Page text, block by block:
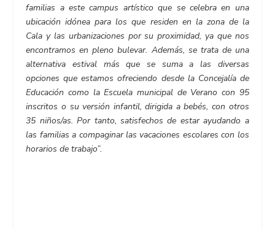
familias a este campus artístico que se celebra en una
ubicación idónea para los que residen en la zona de la
Cala y las urbanizaciones por su proximidad, ya que nos
encontramos en pleno bulevar. Además, se trata de una
alternativa estival más que se suma a las diversas
opciones que estamos ofreciendo desde la Concejalía de
Educación como la Escuela municipal de Verano con 95
inscritos o su versión infantil, dirigida a bebés, con otros
35 niños/as. Por tanto, satisfechos de estar ayudando a
las familias a compaginar las vacaciones escolares con los
horarios de trabajo”.